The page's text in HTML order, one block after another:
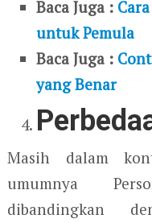
Baca Juga :
untuk Pemula
Baca Juga :
yang Benar
Masih dalam
umumnya
dibandingkan